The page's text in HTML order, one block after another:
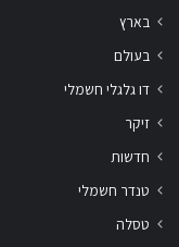
בארץ
בעולם
דו גלגלי חשמלי
זיקר
חדשות
טנדר חשמלי
טסלה